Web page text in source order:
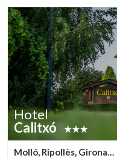
Hotel
Calitxó
Molló, Ripollès, Girona